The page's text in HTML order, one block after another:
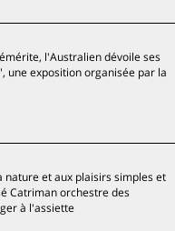
l'Australien dévoile ses
une exposition organisée par la
nature et aux plaisirs simples et
Catriman orchestre des
à l'assiette